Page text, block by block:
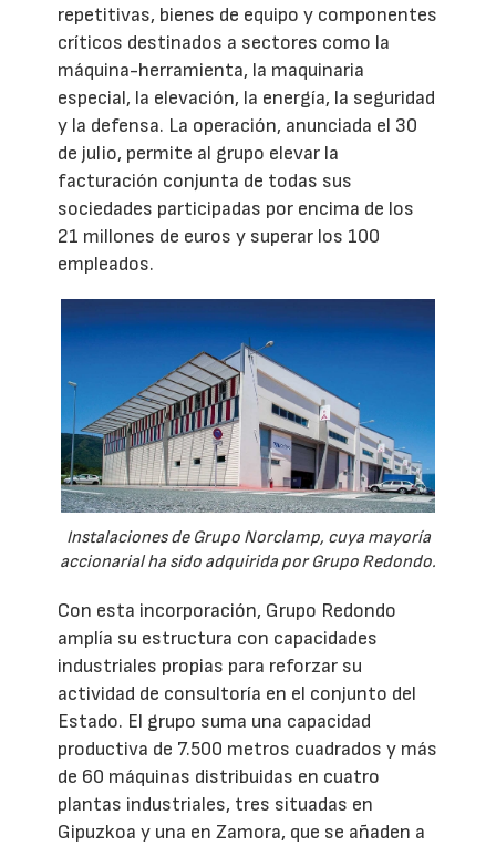
repetitivas, bienes de equipo y componentes
críticos destinados a sectores como la
máquina-herramienta, la maquinaria
especial, la elevación, la energía, la seguridad
y la defensa. La operación, anunciada el 30
de julio, permite al grupo elevar la
facturación conjunta de todas sus
sociedades participadas por encima de los
21 millones de euros y superar los 100
empleados.
Instalaciones de Grupo Norclamp, cuya mayoría
accionarial ha sido adquirida por Grupo Redondo.
Con esta incorporación, Grupo Redondo
amplía su estructura con capacidades
industriales propias para reforzar su
actividad de consultoría en el conjunto del
Estado. El grupo suma una capacidad
productiva de 7.500 metros cuadrados y más
de 60 máquinas distribuidas en cuatro
plantas industriales, tres situadas en
Gipuzkoa y una en Zamora, que se añaden a